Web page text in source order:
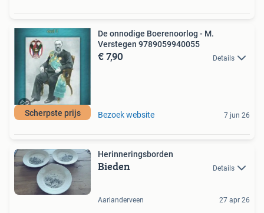
Scherpste prijs
De onnodige Boerenoorlog - M.
Verstegen 9789059940055
€ 7,90 Details
Bezoek website 7 jun 26
Herinneringsborden
Bieden Details
Aarlanderveen 27 apr 26